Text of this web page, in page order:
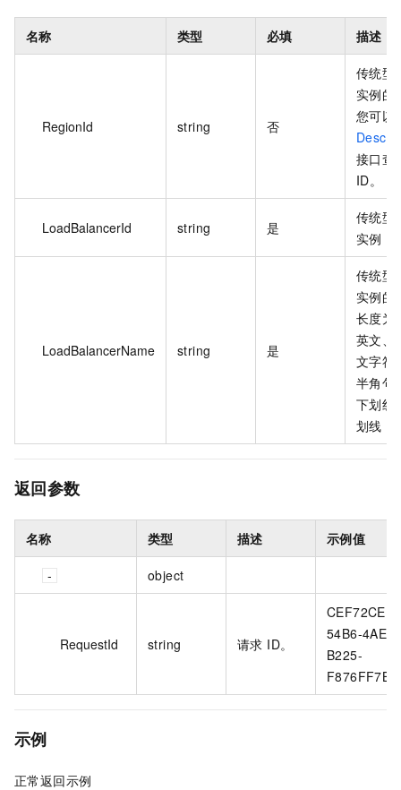
名称 类型 必填 描述
RegionId string 否
传统型
实例的
您可以
接口查
ID。
LoadBalancerId string 是
传统型
实例
LoadBalancerName string 是
传统型
实例的
长度为
英文、
文字符
半角句
下划线
划线（
返回参数
名称 类型 描述 示例值
object
RequestId string 请求 ID。
CEF72CEB-
54B6-4AE8-
B225-
示例
正常返回示例